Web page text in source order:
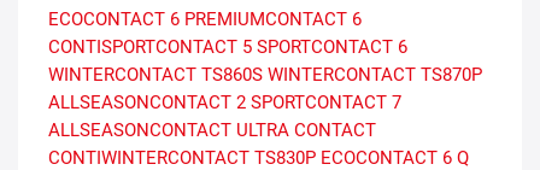
ECOCONTACT 6 PREMIUMCONTACT 6
CONTISPORTCONTACT 5 SPORTCONTACT 6
WINTERCONTACT TS860S WINTERCONTACT TS870P
ALLSEASONCONTACT 2 SPORTCONTACT 7
ALLSEASONCONTACT ULTRA CONTACT
CONTIWINTERCONTACT TS830P ECOCONTACT 6 Q